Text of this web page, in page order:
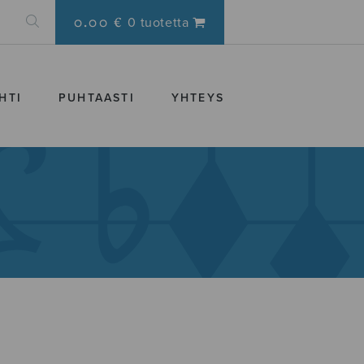
0.00 € 0 tuotetta
PUHTAASTI YHTEYS